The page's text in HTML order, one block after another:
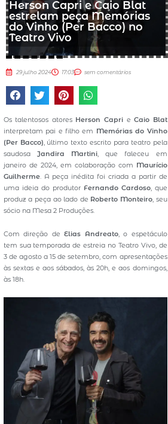
Herson Capri e Caio Blat
estrelam peça Memórias
do Vinho (Per Bacco) no
Teatro Vivo
29 julho 2024 17:03 sem comentários
Os talentosos atores Herson CaprieCaio Blat
interpretam pai e filho em Memórias do Vinho
(Per Bacco), último texto escrito para teatro pela
saudosa Jandira Martini, que faleceu em
janeiro de 2024, em colaboração com Maurício
Guilherme. A peça inédita foi criada a partir de
uma ideia do produtor Fernando Cardoso, que
produz a peça ao lado de Roberto Monteiro, seu
sócio na Mesa 2 Produções.
Com direção deElias Andreato, o espetáculo
tem sua temporada de estreia no Teatro Vivo, de
3 de agosto a 15 de setembro, com apresentações
às sextas e aos sábados, às 20h, e aos domingos,
às 18h.